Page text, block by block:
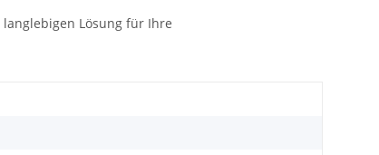
Lösung für Ihre